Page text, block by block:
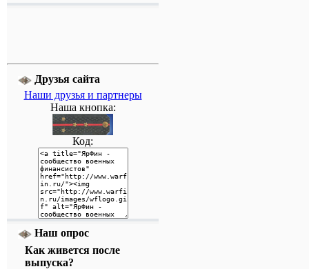
Друзья сайта
Наши друзья и партнеры
Наша кнопка:
Код:
Наш опрос
Как живется после
выпуска?